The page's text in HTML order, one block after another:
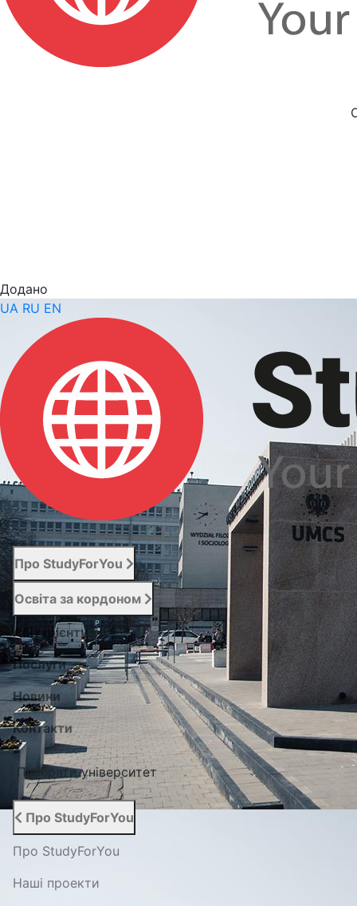
Додано
UA RU EN
Про StudyForYou
Освіта за кордоном
Абітурієнту
Послуги
Новини
Контакти
Підібрати університет
Про StudyForYou
Про StudyForYou
Наші проекти